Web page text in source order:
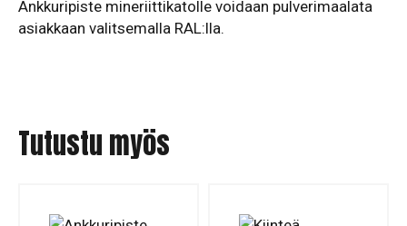
Ankkuripiste mineriittikatolle voidaan pulverimaalata
asiakkaan valitsemalla RAL:lla.
Tutustu myös